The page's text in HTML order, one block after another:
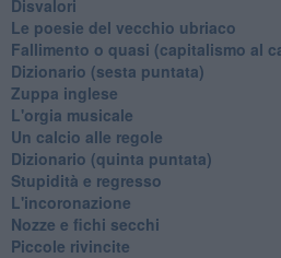
Disvalori
Le poesie del vecchio ubriaco
Fallimento o quasi (capitalismo al
Dizionario (sesta puntata)
Zuppa inglese
L'orgia musicale
Un calcio alle regole
Dizionario (quinta puntata)
Stupidità e regresso
L'incoronazione
Nozze e fichi secchi
Piccole rivincite